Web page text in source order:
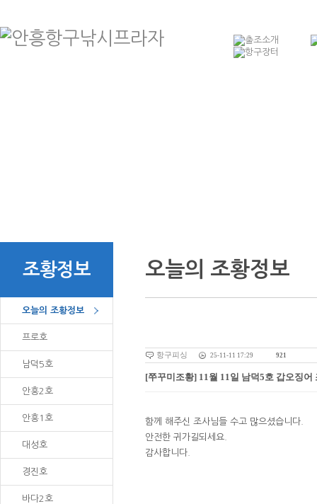
조황정보
오늘의 조황정보
프로호
남덕5호
안흥2호
안흥1호
대성호
경진호
바다2호
오늘의 조황정보
항구피싱 25-11-11 17:29 921
[쭈꾸미조황] 11월 11일 남덕5호 갑오징어
함께 해주신 조사님들 수고 많으셨습니다.
안전한 귀가길되세요.
감사합니다.